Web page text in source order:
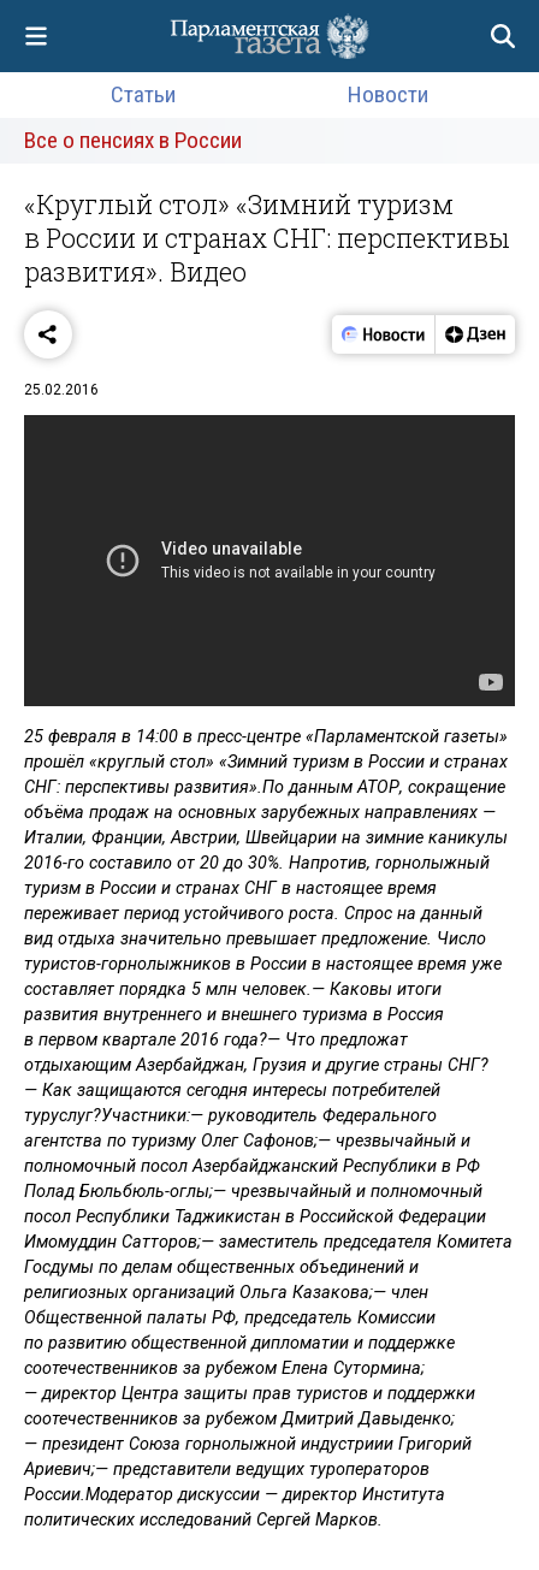
Статьи
Новости
Все о пенсиях в России
«Круглый стол» «Зимний туризм
в России и странах СНГ: перспективы
развития». Видео
25.02.2016
25 февраля в 14:00 в пресс-центре «Парламентской газеты»
прошёл «круглый стол» «Зимний туризм в России и странах
СНГ: перспективы развития».По данным АТОР, сокращение
объёма продаж на основных зарубежных направлениях —
Италии, Франции, Австрии, Швейцарии на зимние каникулы
2016-го составило от 20 до 30%. Напротив, горнолыжный
туризм в России и странах СНГ в настоящее время
переживает период устойчивого роста. Спрос на данный
вид отдыха значительно превышает предложение. Число
туристов-горнолыжников в России в настоящее время уже
составляет порядка 5 млн человек.— Каковы итоги
развития внутреннего и внешнего туризма в Россия
в первом квартале 2016 года?— Что предложат
отдыхающим Азербайджан, Грузия и другие страны СНГ?
— Как защищаются сегодня интересы потребителей
туруслуг?Участники:— руководитель Федерального
агентства по туризму Олег Сафонов;— чрезвычайный и
полномочный посол Азербайджанский Республики в РФ
Полад Бюльбюль-оглы;— чрезвычайный и полномочный
посол Республики Таджикистан в Российской Федерации
Имомуддин Сатторов;— заместитель председателя Комитета
Госдумы по делам общественных объединений и
религиозных организаций Ольга Казакова;— член
Общественной палаты РФ, председатель Комиссии
по развитию общественной дипломатии и поддержке
соотечественников за рубежом Елена Сутормина;
— директор Центра защиты прав туристов и поддержки
соотечественников за рубежом Дмитрий Давыденко;
— президент Союза горнолыжной индустриии Григорий
Ариевич;— представители ведущих туроператоров
России.Модератор дискуссии — директор Института
политических исследований Сергей Марков.